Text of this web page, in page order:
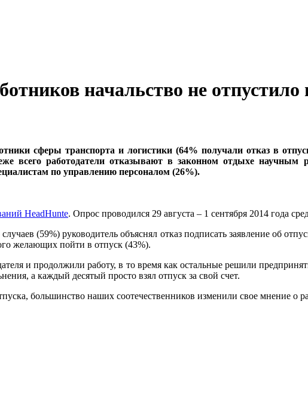
начальство не отпустило
сферы транспорта и логистики (64% получали отказ в
всего работодатели отказывают в законном отдыхе научным
по управлению персоналом (26%).
HeadHunte. Опрос проводился 29 августа – 1 сентября 2014 года
(59%) руководитель объяснял отказ подписать заявление об
желающих пойти в отпуск (43%).
и продолжили работу, в то время как остальные решили
а каждый десятый просто взял отпуск за свой счет.
большинство наших соотечественников изменили свое мнение о